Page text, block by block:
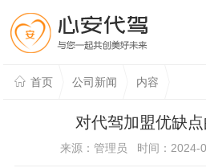
首页 公司新闻 内容
对代驾加盟优缺
来源：管理员 时间：